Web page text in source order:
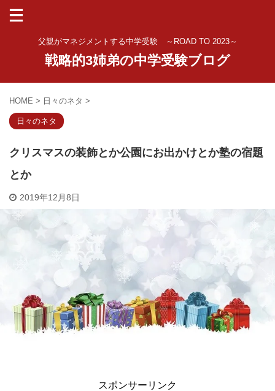
父親がマネジメントする中学受験 ～ROAD TO 2023～
戦略的3姉弟の中学受験ブログ
HOME > 日々のネタ >
日々のネタ
クリスマスの装飾とか公園にお出かけとか塾の宿題
とか
2019年12月8日
スポンサーリンク